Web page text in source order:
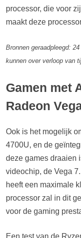
processor, die voor
maakt deze
Bronnen geraadpleegd:
kunnen over verloop van
Gamen met
Radeon
Ook is het mogelijk
4700U, en de
deze games draaien
videochip, de Vega
heeft een maximale
processor zal in dit
voor de gaming
Een test van de